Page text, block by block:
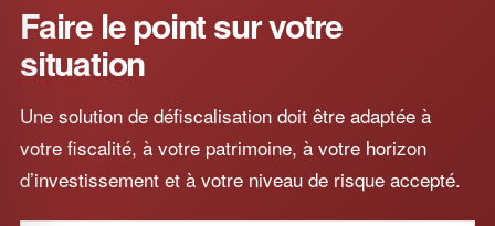
Faire le point sur votre
situation
Une solution de défiscalisation doit être adaptée à
votre fiscalité, à votre patrimoine, à votre horizon
d’investissement et à votre niveau de risque accepté.